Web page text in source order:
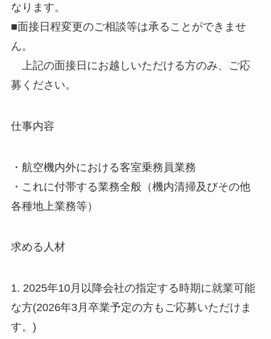
なります。
■面接日程変更のご相談等は承ることができませ
ん。
上記の面接日にお越しいただける方のみ、ご応
募ください。
仕事内容
・航空機内外における客室乗務員業務
・これに付帯する業務全般（機内清掃及びその他
各種地上業務等）
求める人材
1. 2025年10月以降会社の指定する時期に就業可能
な方(2026年3月卒業予定の方もご応募いただけま
す。)